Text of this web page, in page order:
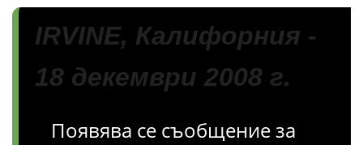
IRVINE, Калифорния -
18 декември 2008 г.
Появява се съобщение за